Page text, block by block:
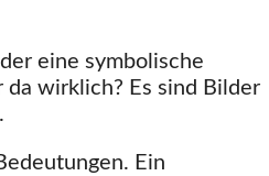
eine symbolische
da wirklich? Es sind Bilder
Ein